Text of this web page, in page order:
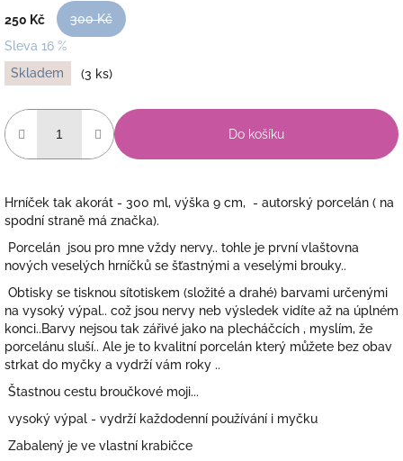
250 Kč
300 Kč
Sleva 16 %
Měrná
cena:
Skladem (3 ks)
Do košíku
Hrníček tak akorát - 300 ml, výška 9 cm, - autorský porcelán ( na
spodní straně má značka).
Porcelán jsou pro mne vždy nervy.. tohle je první vlaštovna
nových veselých hrníčků se šťastnými a veselými brouky..
Obtisky se tisknou sítotiskem (složité a drahé) barvami určenými
na vysoký výpal.. což jsou nervy neb výsledek vidíte až na úplném
konci..Barvy nejsou tak zářivé jako na plecháčcích , myslím, že
porcelánu sluší.. Ale je to kvalitní porcelán který můžete bez obav
strkat do myčky a vydrží vám roky ..
Štastnou cestu broučkové moji...
vysoký výpal - vydrží každodenní používání i myčku
Zabalený je ve vlastní krabičce